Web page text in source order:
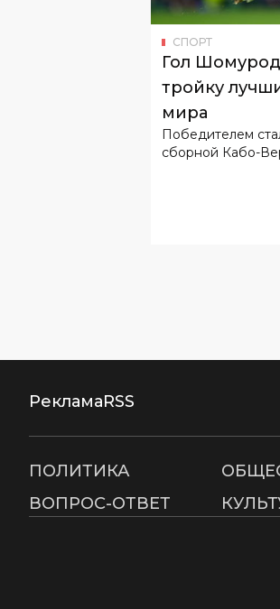
тройку
мира
Победителем
сборной Кабо-
РекламаRSS
ПОЛИТИКА
ВОПРОС-ОТВЕТ